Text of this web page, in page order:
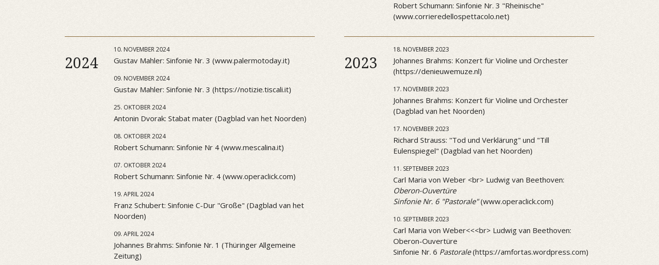
Robert Schumann: Sinfonie Nr. 3 "Rheinische"
(www.corrieredellospettacolo.net)
2024
10. NOVEMBER 2024
Gustav Mahler: Sinfonie Nr. 3 (www.palermotoday.it)
09. NOVEMBER 2024
Gustav Mahler: Sinfonie Nr. 3 (https://notizie.tiscali.it)
25. OKTOBER 2024
Antonin Dvorak: Stabat mater (Dagblad van het Noorden)
08. OKTOBER 2024
Robert Schumann: Sinfonie Nr 4 (www.mescalina.it)
07. OKTOBER 2024
Robert Schumann: Sinfonie Nr. 4 (www.operaclick.com)
19. APRIL 2024
Franz Schubert: Sinfonie C-Dur "Große" (Dagblad van het
Noorden)
09. APRIL 2024
Johannes Brahms: Sinfonie Nr. 1 (Thüringer Allgemeine
Zeitung)
2023
18. NOVEMBER 2023
Johannes Brahms: Konzert für Violine und Orchester
(https://denieuwemuze.nl)
17. NOVEMBER 2023
Johannes Brahms: Konzert für Violine und Orchester
(Dagblad van het Noorden)
17. NOVEMBER 2023
Richard Strauss: "Tod und Verklärung" und "Till
Eulenspiegel" (Dagblad van het Noorden)
11. SEPTEMBER 2023
Carl Maria von Weber <br> Ludwig van Beethoven:
Oberon-Ouvertüre
Sinfonie Nr. 6 "Pastorale"(www.operaclick.com)
10. SEPTEMBER 2023
Carl Maria von Weber<<<br> Ludwig van Beethoven:
Oberon-Ouvertüre
Sinfonie Nr. 6 Pastorale(https://amfortas.wordpress.com)